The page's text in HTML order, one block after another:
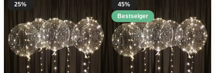
25%
45%
Bestselger